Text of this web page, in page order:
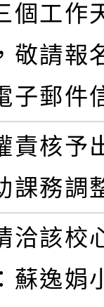
個工作
敬請報
子郵件
責核予
課務調
洽該校
蘇逸娟